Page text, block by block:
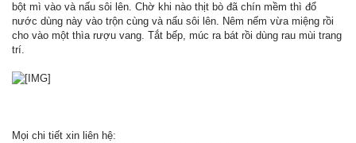
bột mì vào và nấu sôi lên. Chờ khi nào thịt bò đã chín mềm thì đổ
nước dùng này vào trộn cùng và nấu sôi lên. Nêm nếm vừa miệng rồi
cho vào một thìa rượu vang. Tắt bếp, múc ra bát rồi dùng rau mùi trang
trí.
Mọi chi tiết xin liên hệ: